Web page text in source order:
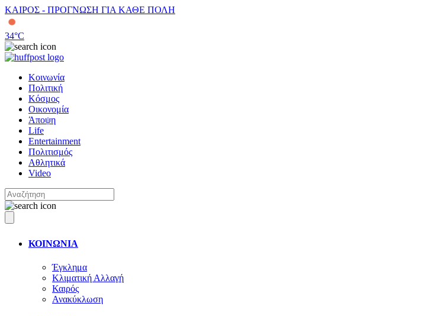
ΚΑΙΡΟΣ - ΠΡΟΓΝΩΣΗ ΓΙΑ ΚΑΘΕ ΠΟΛΗ
34°C
Κοινωνία
Πολιτική
Κόσμος
Οικονομία
Άποψη
Life
Entertainment
Πολιτισμός
Αθλητικά
Video
ΚΟΙΝΩΝΙΑ
Έγκλημα
Κλιματική Αλλαγή
Καιρός
Ανακύκλωση